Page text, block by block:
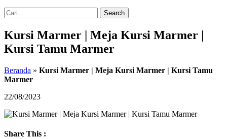
Search
Kursi Marmer | Meja Kursi Marmer |
Kursi Tamu Marmer
Beranda » Kursi Marmer | Meja Kursi Marmer | Kursi Tamu
Marmer
22/08/2023
Share This :